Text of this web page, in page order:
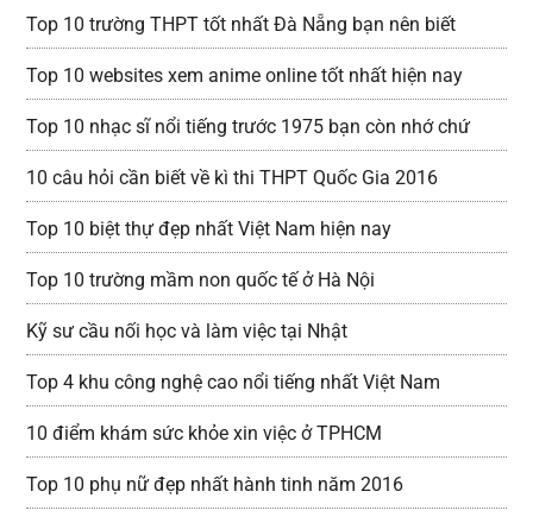
Top 10 trường THPT tốt nhất Đà Nẵng bạn nên biết
Top 10 websites xem anime online tốt nhất hiện nay
Top 10 nhạc sĩ nổi tiếng trước 1975 bạn còn nhớ chứ
10 câu hỏi cần biết về kì thi THPT Quốc Gia 2016
Top 10 biệt thự đẹp nhất Việt Nam hiện nay
Top 10 trường mầm non quốc tế ở Hà Nội
Kỹ sư cầu nối học và làm việc tại Nhật
Top 4 khu công nghệ cao nổi tiếng nhất Việt Nam
10 điểm khám sức khỏe xin việc ở TPHCM
Top 10 phụ nữ đẹp nhất hành tinh năm 2016